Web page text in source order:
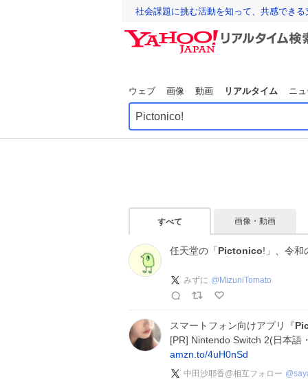
社会課題に挑む活動を知って、共感できる
ウェブ 画像 動画 リアルタイム ニ
すべて 画像・動画
任天堂の「 Pictonico!」、令和
みずに @ MizuniTomato
スマートフォン向けアプリ『
[PR] Nintendo Switch 2(日本
amzn.to/4uH0nSd
中田沙耶香@相互フォロー @